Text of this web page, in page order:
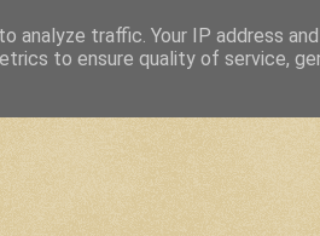
analyze traffic. Your IP address
to ensure quality of service,